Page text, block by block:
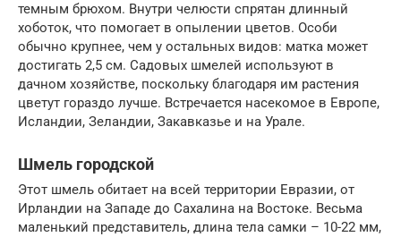
темным брюхом. Внутри челюсти спрятан длинный
хоботок, что помогает в опылении цветов. Особи
обычно крупнее, чем у остальных видов: матка может
достигать 2,5 см. Садовых шмелей используют в
дачном хозяйстве, поскольку благодаря им растения
цветут гораздо лучше. Встречается насекомое в Европе,
Исландии, Зеландии, Закавказье и на Урале.
Шмель городской
Этот шмель обитает на всей территории Евразии, от
Ирландии на Западе до Сахалина на Востоке. Весьма
маленький представитель, длина тела самки – 10-22 мм,